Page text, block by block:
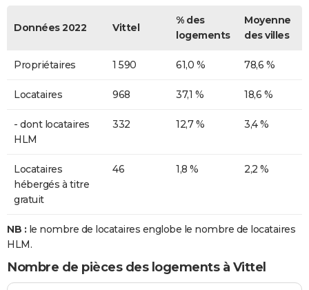
Données 2022 Vittel
% des
logements
Moyenne
des villes
Propriétaires 1 590 61,0 % 78,6 %
Locataires 968 37,1 % 18,6 %
- dont locataires
HLM
332 12,7 % 3,4 %
Locataires
hébergés à titre
gratuit
46 1,8 % 2,2 %
NB : le nombre de locataires englobe le nombre de locataires
HLM.
Nombre de pièces des logements à Vittel